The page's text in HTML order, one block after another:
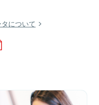
について